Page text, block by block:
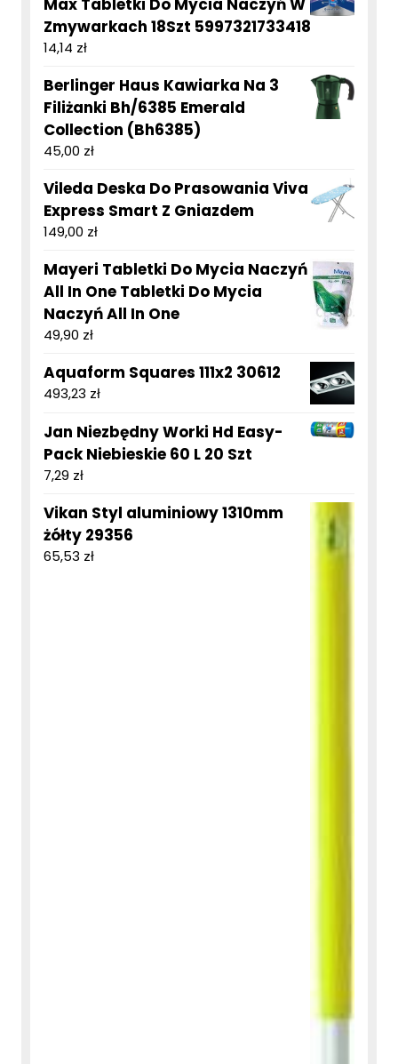
Zmywarkach 18Szt 5997321733418
14,14 zł
Berlinger Haus Kawiarka Na 3
Filiżanki Bh/6385 Emerald
Collection (Bh6385)
45,00 zł
Vileda Deska Do Prasowania Viva
Express Smart Z Gniazdem
149,00 zł
Mayeri Tabletki Do Mycia Naczyń
All In One Tabletki Do Mycia
Naczyń All In One
49,90 zł
Aquaform Squares 111x2 30612
493,23 zł
Jan Niezbędny Worki Hd Easy-
Pack Niebieskie 60 L 20 Szt
7,29 zł
Vikan Styl aluminiowy 1310mm
żółty 29356
65,53 zł